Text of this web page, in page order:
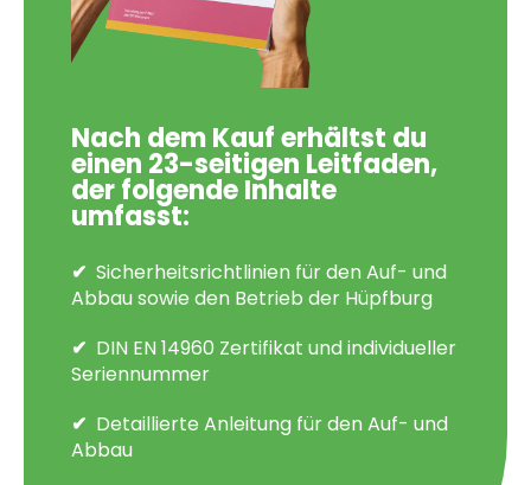
Nach dem Kauf erhältst du
einen 23-seitigen Leitfaden,
der folgende Inhalte
umfasst:
Sicherheitsrichtlinien für den Auf- und
Abbau sowie den Betrieb der Hüpfburg
DIN EN 14960 Zertifikat und individueller
Seriennummer
Detaillierte Anleitung für den Auf- und
Abbau